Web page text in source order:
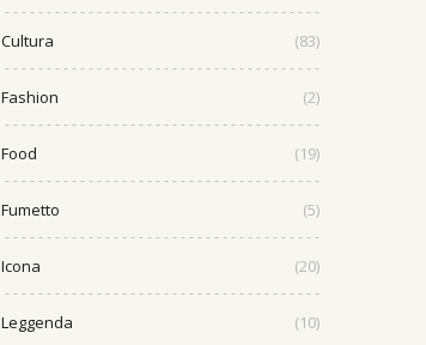
Cultura (83)
Fashion (2)
Food (19)
Fumetto (5)
Icona (20)
Leggenda (10)